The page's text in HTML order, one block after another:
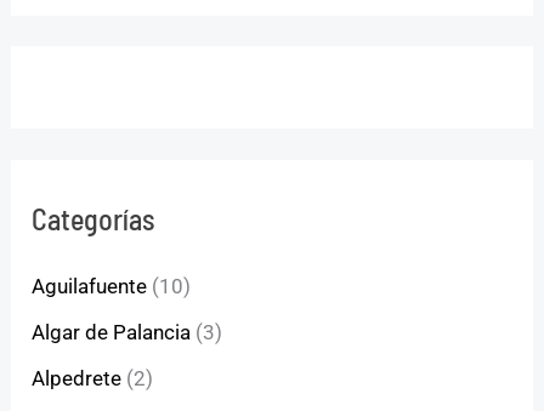
Categorías
Aguilafuente (10)
Algar de Palancia (3)
Alpedrete (2)